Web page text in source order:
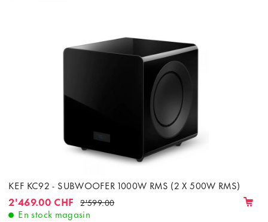
KEF KC92 - SUBWOOFER 1000W RMS (2 X 500W RMS)
2'469.00 CHF 2'599.00
En stock magasin